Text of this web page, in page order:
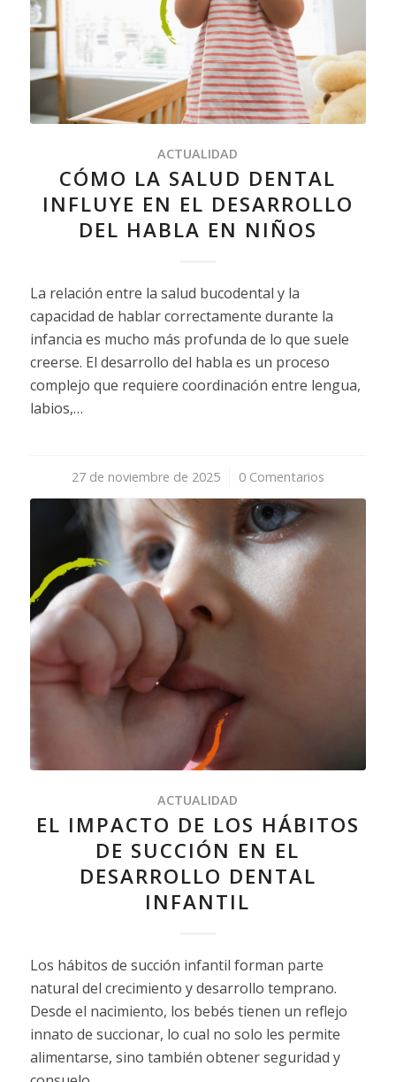
ACTUALIDAD
CÓMO LA SALUD DENTAL
INFLUYE EN EL DESARROLLO
DEL HABLA EN NIÑOS
La relación entre la salud bucodental y la
capacidad de hablar correctamente durante la
infancia es mucho más profunda de lo que suele
creerse. El desarrollo del habla es un proceso
complejo que requiere coordinación entre lengua,
labios,…
27 de noviembre de 2025
/ 0 Comentarios
ACTUALIDAD
EL IMPACTO DE LOS HÁBITOS
DE SUCCIÓN EN EL
DESARROLLO DENTAL
INFANTIL
Los hábitos de succión infantil forman parte
natural del crecimiento y desarrollo temprano.
Desde el nacimiento, los bebés tienen un reflejo
innato de succionar, lo cual no solo les permite
alimentarse, sino también obtener seguridad y